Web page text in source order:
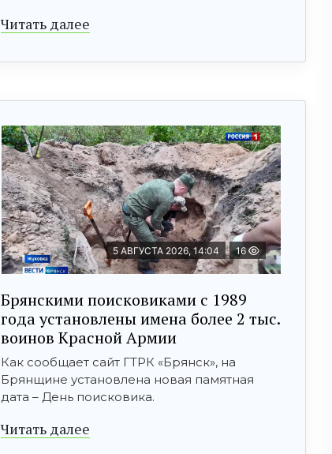
Читать далее
5 АВГУСТА 2026, 14:04 16
Брянскими поисковиками с 1989
года установлены имена более 2 тыс.
воинов Красной Армии
Как сообщает сайт ГТРК «Брянск», на
Брянщине установлена новая памятная
дата – День поисковика.
Читать далее